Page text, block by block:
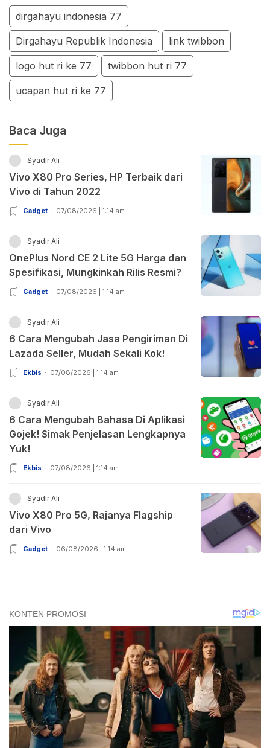
dirgahayu indonesia 77
Dirgahayu Republik Indonesia link twibbon
logo hut ri ke 77 twibbon hut ri 77
ucapan hut ri ke 77
Baca Juga
Syadir Ali
Vivo X80 Pro Series, HP Terbaik dari
Vivo di Tahun 2022
Gadget 07/08/2026 | 1:14 am
Syadir Ali
OnePlus Nord CE 2 Lite 5G Harga dan
Spesifikasi, Mungkinkah Rilis Resmi?
Gadget 07/08/2026 | 1:14 am
Syadir Ali
6 Cara Mengubah Jasa Pengiriman Di
Lazada Seller, Mudah Sekali Kok!
Ekbis 07/08/2026 | 1:14 am
Syadir Ali
6 Cara Mengubah Bahasa Di Aplikasi
Gojek! Simak Penjelasan Lengkapnya
Yuk!
Ekbis 07/08/2026 | 1:14 am
Syadir Ali
Vivo X80 Pro 5G, Rajanya Flagship
dari Vivo
Gadget 06/08/2026 | 1:14 am